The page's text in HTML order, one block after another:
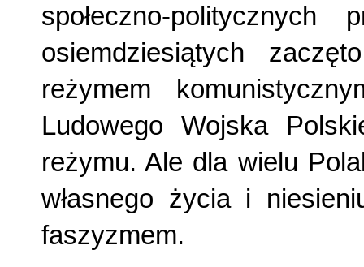
społeczno-
osiemdziesiątych
reżymem
Ludowego Wojska
reżymu. Ale dla wielu
własnego życia i
faszyzmem.